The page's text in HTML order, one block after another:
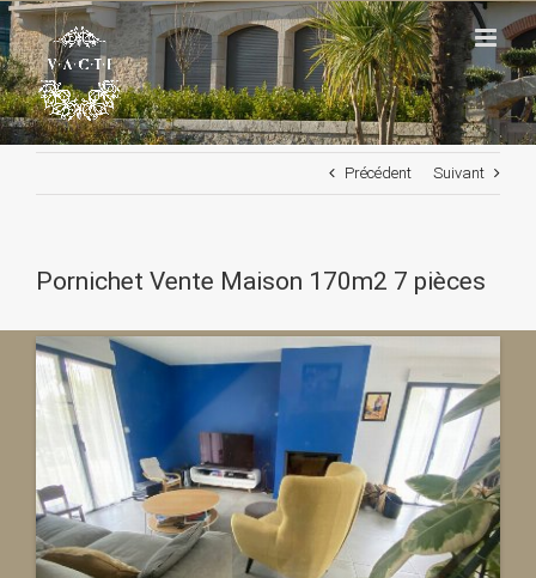
Passer
au
contenu
Précédent Suivant
Pornichet Vente Maison 170m2 7 pièces